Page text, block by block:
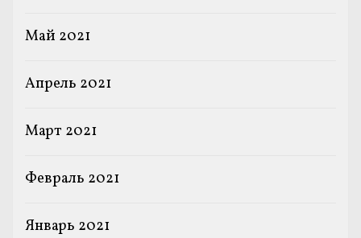
Май 2021
Апрель 2021
Март 2021
Февраль 2021
Январь 2021